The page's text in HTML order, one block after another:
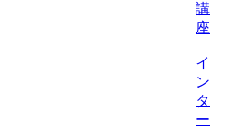
講
座
イ
ン
タ
ー